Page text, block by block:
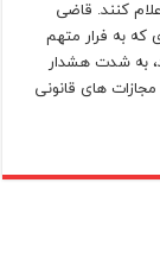
پلیس آگاهی اعلام کنند. قاضی
که به فرار متهم
به شدت هشدار
های قانونی